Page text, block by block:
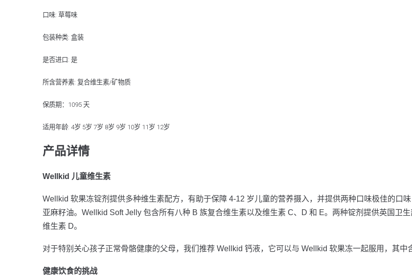
口味: 草莓味
包装种类: 盒装
是否进口: 是
所含营养素: 复合维生素/矿物质
保质期：1095 天
适用年龄: 4岁 5岁 7岁 8岁 9岁 10岁 11岁 12岁
产品详情
Wellkid 儿童维生素
Wellkid 软果冻锭剂提供多种维生素配方，有助于保障 4-12 岁儿童的营养摄入，并提供两种口味极佳的口
亚麻籽油。Wellkid Soft Jelly 包含所有八种 B 族复合维生素以及维生素 C、D 和 E。两种锭剂提供英国卫
维生素 D。
对于特别关心孩子正常骨骼健康的父母，我们推荐 Wellkid 钙液，它可以与 Wellkid 软果冻一起服用，其中
健康饮食的挑战